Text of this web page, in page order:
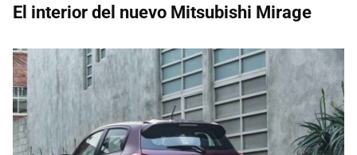
El interior del nuevo Mitsubishi Mirage